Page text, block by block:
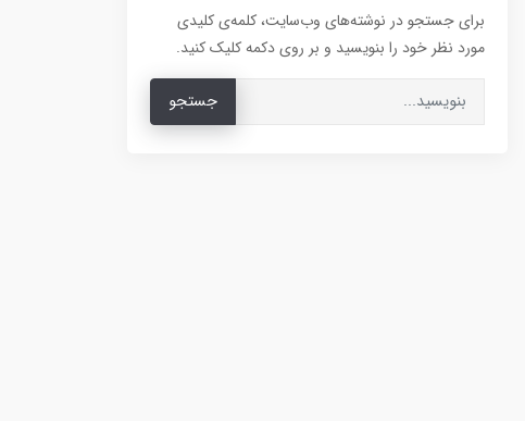
برای جستجو در نوشته‌های وب‌سایت، کلمه‌ی کلیدی
مورد نظر خود را بنویسید و بر روی دکمه کلیک کنید.
جستجو